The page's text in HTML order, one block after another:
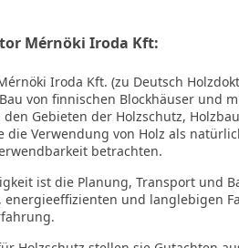
Mérnöki Iroda Kft:
Iroda Kft. (zu Deutsch
von finnischen Blockhäuser und
den Gebieten der Holzschutz,
die Verwendung von Holz als
betrachten.
ist die Planung, Transport und
energieeffizienten und langlebigen